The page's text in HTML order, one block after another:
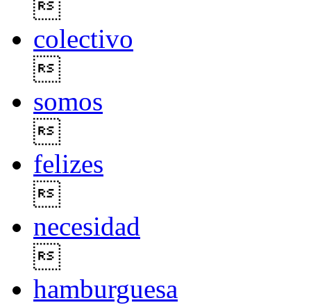
colectivo
somos
felizes
necesidad
hamburguesa